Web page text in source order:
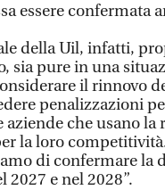
essere confermata
della Uil, infatti,
sia pure in una
il rinnovo
penalizzazioni
aziende che usano
la loro
di confermare la
2027 e nel 2028”.